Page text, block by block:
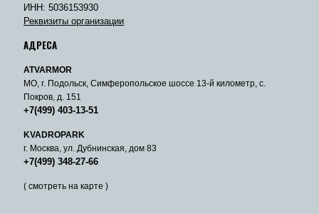
ИНН: 5036153930
Реквизиты организации
АДРЕСА
ATVARMOR
МО, г. Подольск, Симферопольское шоссе 13-й километр, с.
Покров, д. 151
+7(499) 403-13-51
KVADROPARK
г. Москва, ул. Дубнинская, дом 83
+7(499) 348-27-66
( смотреть на карте )